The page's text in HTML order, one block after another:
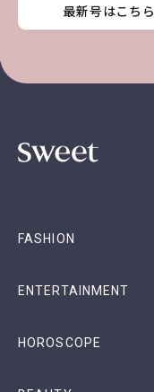
最新号はこちら
最新号はこちら
最新号はこちら
最新号はこちら
FASHION
ENTERTAINMENT
HOROSCOPE